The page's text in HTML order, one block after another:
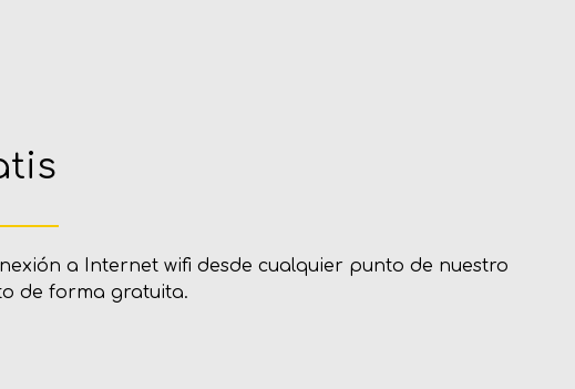
a Internet wifi desde cualquier punto de nuestro
de forma gratuita.